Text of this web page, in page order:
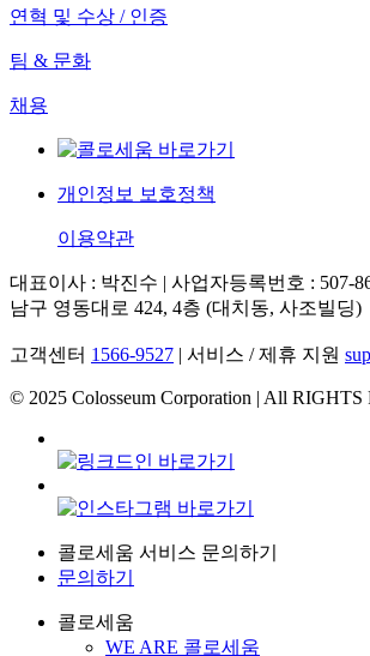
연혁 및 수상 / 인증
팀 & 문화
채용
개인정보 보호정책
이용약관
대표이사 : 박진수 | 사업자등록번호 : 507-
남구 영동대로 424, 4층 (대치동, 사조빌딩)
고객센터 1566-9527 | 서비스 / 제휴 지원
© 2025 Colosseum Corporation | All RIGHTS
콜로세움 서비스 문의하기
문의하기
Close
콜로세움
WE ARE 콜로세움